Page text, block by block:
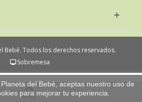
del Bebé, aceptas nuestro uso de
para mejorar tu experiencia.
Bebé. Todos los derechos reservados.
Sobremesa
Arriba